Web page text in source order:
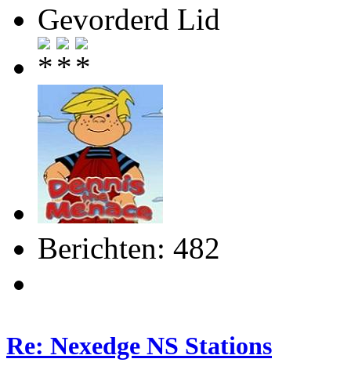
Gevorderd Lid
Berichten: 482
Re: Nexedge NS Stations